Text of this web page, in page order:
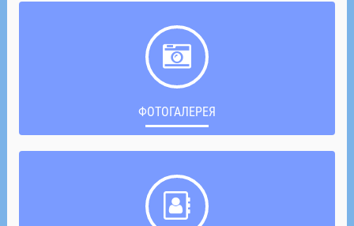
ФОТОГАЛЕРЕЯ